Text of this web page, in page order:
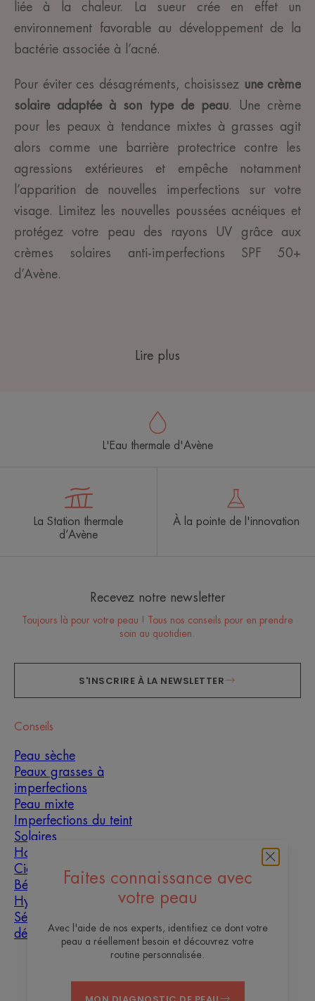
liée à la chaleur. La sueur crée en effet un
environnement favorable au développement de la
bactérie associée à l’acné.
Pour éviter ces désagréments, choisissez une crème
solaire adaptée à son type de peau. Une crème
pour les peaux à tendance mixtes à grasses agit
alors comme une barrière protectrice contre les
agressions extérieures et empêche notamment
l’apparition de nouvelles imperfections sur votre
visage. Limitez les nouvelles poussées acnéiques et
protégez votre peau des rayons UV grâce aux
crèmes solaires anti-imperfections SPF 50+
d’Avène.
Lire plus
Faites connaissance avec
votre peau
Avec l'aide de nos experts, identifiez ce dont votre
peau a réellement besoin et découvrez votre
routine personnalisée.
L'Eau thermale d'Avène
La Station thermale
d’Avène
À la pointe de l'innovation
Recevez notre newsletter
Toujours là pour votre peau ! Tous nos conseils pour en prendre
soin au quotidien.
S'INSCRIRE À LA NEWSLETTER
Conseils
Peau sèche
Peaux grasses à
imperfections
Peau mixte
Imperfections du teint
Solaires
Homme
Cicatrisation
Bébé
Hyperkératose
Sécheresse et
déshydratation